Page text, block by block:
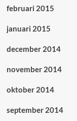
februari 2015
januari 2015
december 2014
november 2014
oktober 2014
september 2014